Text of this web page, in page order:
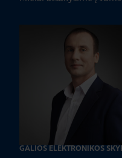
GALIOS ELEKTRONIKOS